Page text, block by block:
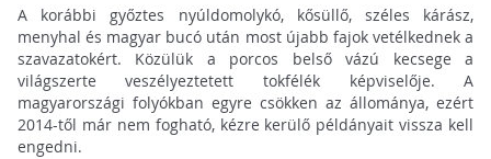
A korábbi győztes nyúldomolykó, kősüllő, széles kárász,
menyhal és magyar bucó után most újabb fajok vetélkednek a
szavazatokért. Közülük a porcos belső vázú kecsege a
világszerte veszélyeztetett tokfélék képviselője. A
magyarországi folyókban egyre csökken az állománya, ezért
2014-től már nem fogható, kézre kerülő példányait vissza kell
engedni.